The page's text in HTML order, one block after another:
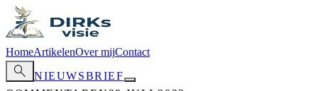
HomeArtikelenOver mijContact
search
NIEUWSBRIEF